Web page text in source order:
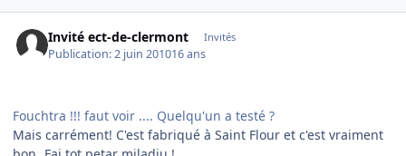
Invité ect-de-clermont Invités
Publication:2 juin 201016 ans
Fouchtra !!! faut voir .... Quelqu'un a testé ?
Mais carrément! C'est fabriqué à Saint Flour et c'est vraiment